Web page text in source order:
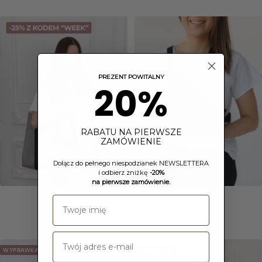
obniżona
259,00 zł
obniżona
WYPRAWKA
PREZENT POWITALNY
20%
RABATU NA PIERWSZE
ZAMÓWIENIE
Dołącz do pełnego niespodzianek NEWSLETTERA
i odbierz zniżkę -20%
na pierwsze zamówienie.